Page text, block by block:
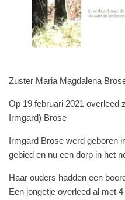
Zuster Maria Magdalena
Op 19 februari 2021 overleed
Irmgard) Brose
Irmgard Brose werd geboren
gebied en nu een dorp in het
Haar ouders hadden een
Een jongetje overleed al met